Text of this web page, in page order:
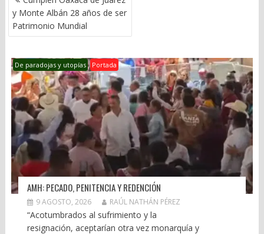
DE
ENTRADAS
y Monte Albán 28 años de ser
Patrimonio Mundial
De paradojas y utopías Portada
AMH: PECADO, PENITENCIA Y REDENCIÓN
9 AGOSTO, 2026 RAÚL NATHÁN PÉREZ
“Acotumbrados al sufrimiento y la
resignación, aceptarían otra vez monarquía y